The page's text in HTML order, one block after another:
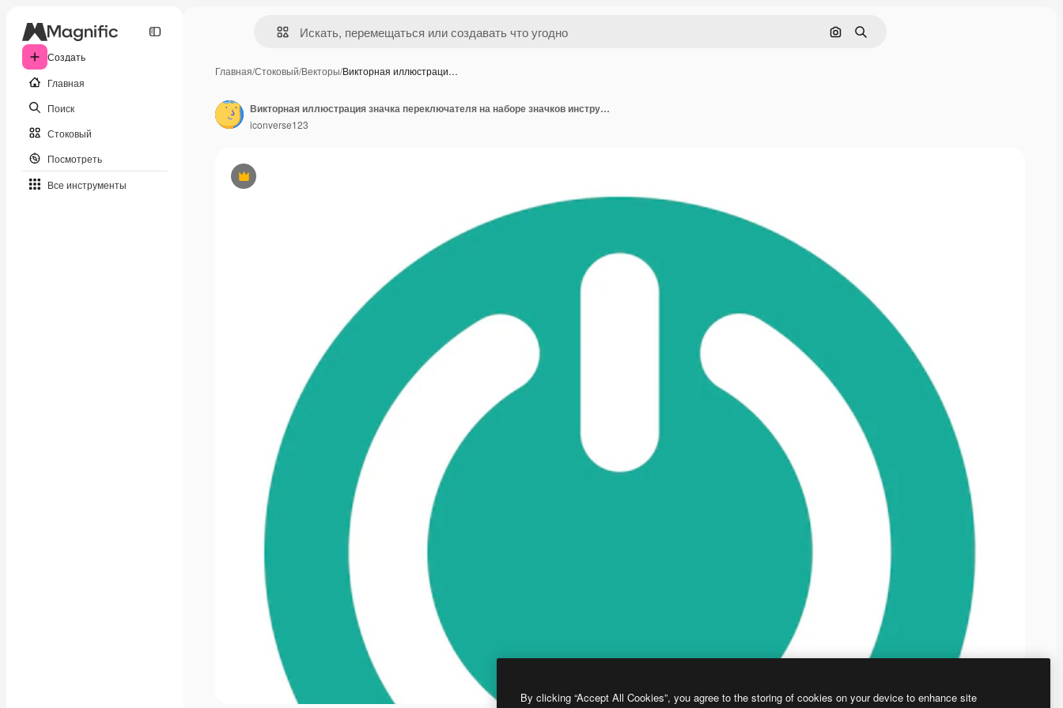
Создать
Главная
Поиск
Стоковый
Посмотреть
Все инструменты
Поиск по изображению
Поиск
Главная/Стоковый/Векторы/Викторная иллюстраци…
Премиум
Викторная иллюстрация значка переключателя на наборе значков инструментов электрика
iconverse123
By clicking “Accept All Cookies”, you agree to the storing of cookies on your device to enhance site